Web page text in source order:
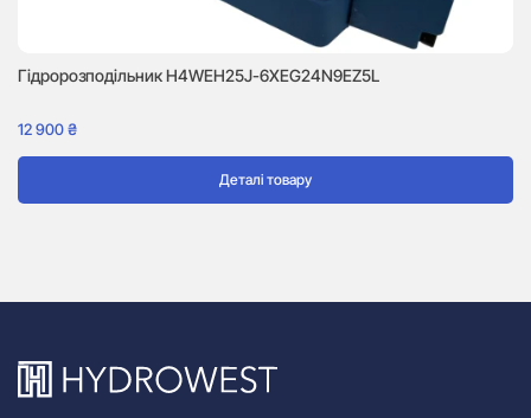
Гідророзподільник H4WEH25J-6XEG24N9EZ5L
12 900₴
Деталі товару